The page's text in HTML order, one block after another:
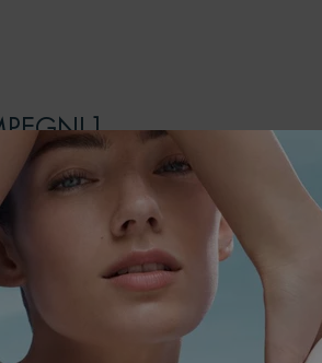
]
FARE LA
durare: prendendoci cura della pelle contribuendo al
degli oceani.
lavorando con ONG dedicate nell'ambito del nostro
Water Lovers dal 2012.
della nostra catena del valore, con l'obiettivo di